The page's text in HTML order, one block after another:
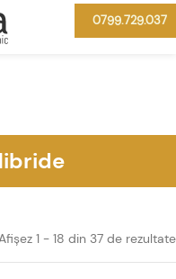
0799.729.037
1 - 18 din 37 de rezultate